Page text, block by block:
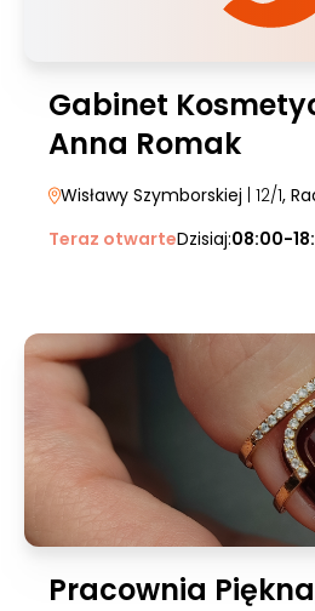
Gabinet
Anna Romak
Wisławy Szymborskiej | 12/1,
Teraz otwarteDzisiaj:08:00-
Pracownia Piękna